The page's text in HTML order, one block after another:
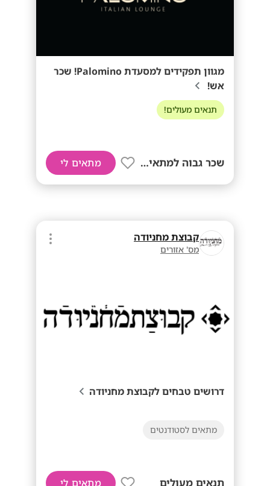
מגוון תפקידים למסעדת Palomino! שכר
אש!
תנאים מעולים!
שכר גבוה למתאימים! מתאים לי
קבוצת מחניודה
מס' אזורים
דרושים טבחים לקבוצת מחניודה
מתאים לסטודנטים
תנאים מעולים מתאים לי